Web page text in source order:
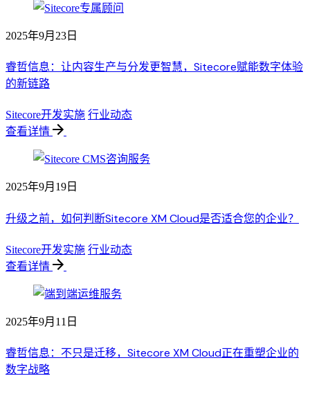
2025年9月23日
睿哲信息：让内容生产与分发更智慧，Sitecore赋能数字体验
的新链路
Sitecore开发实施 行业动态
查看详情
2025年9月19日
升级之前，如何判断Sitecore XM Cloud是否适合您的企业？
Sitecore开发实施 行业动态
查看详情
2025年9月11日
睿哲信息：不只是迁移，Sitecore XM Cloud正在重塑企业的
数字战略